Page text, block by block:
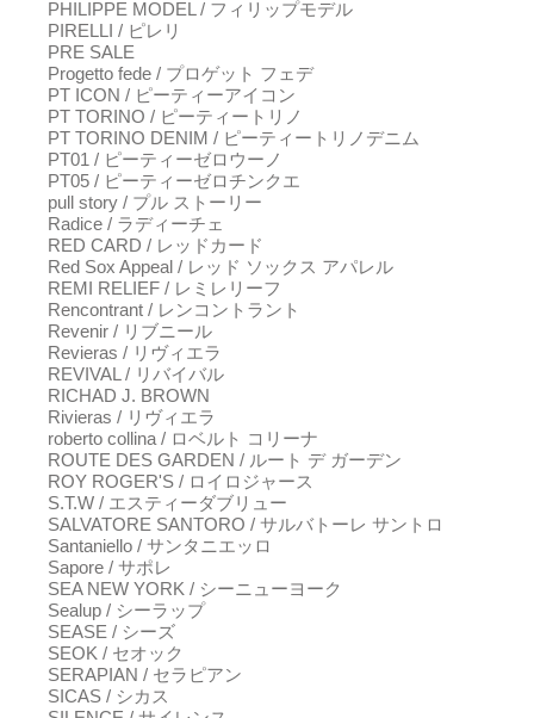
PHILIPPE MODEL / フィリップモデル
PIRELLI / ピレリ
PRE SALE
Progetto fede / プロゲット フェデ
PT ICON / ピーティーアイコン
PT TORINO / ピーティートリノ
PT TORINO DENIM / ピーティートリノデニム
PT01 / ピーティーゼロウーノ
PT05 / ピーティーゼロチンクエ
pull story / プル ストーリー
Radice / ラディーチェ
RED CARD / レッドカード
Red Sox Appeal / レッド ソックス アパレル
REMI RELIEF / レミレリーフ
Rencontrant / レンコントラント
Revenir / リブニール
Revieras / リヴィエラ
REVIVAL / リバイバル
RICHAD J. BROWN
Rivieras / リヴィエラ
roberto collina / ロベルト コリーナ
ROUTE DES GARDEN / ルート デ ガーデン
ROY ROGER'S / ロイロジャース
S.T.W / エスティーダブリュー
SALVATORE SANTORO / サルバトーレ サントロ
Santaniello / サンタニエッロ
Sapore / サポレ
SEA NEW YORK / シーニューヨーク
Sealup / シーラップ
SEASE / シーズ
SEOK / セオック
SERAPIAN / セラピアン
SICAS / シカス